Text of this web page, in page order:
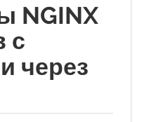
NGINX
с
через